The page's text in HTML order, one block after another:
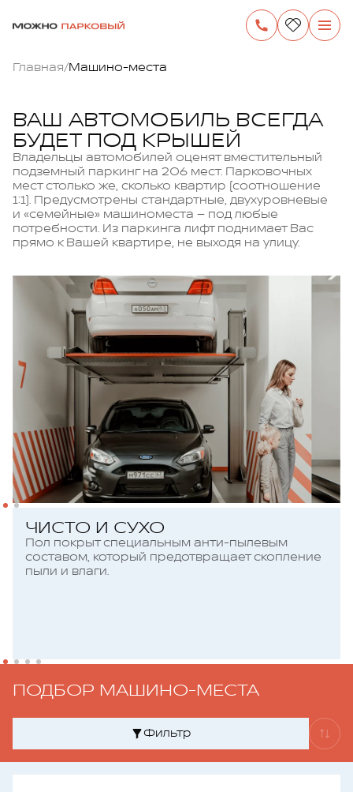
Главная/Машино-места
ВАШ АВТОМОБИЛЬ ВСЕГДА
БУДЕТ ПОД КРЫШЕЙ
Владельцы автомобилей оценят вместительный
подземный паркинг на 206 мест. Парковочных
мест столько же, сколько квартир (соотношение
1:1). Предусмотрены стандартные, двухуровневые
и «семейные» машиноместа – под любые
потребности. Из паркинга лифт поднимает Вас
прямо к Вашей квартире, не выходя на улицу.
ЧИСТО И СУХО
Пол покрыт специальным анти-пылевым
составом, который предотвращает скопление
пыли и влаги.
ПОДБОР МАШИНО-МЕСТА
Фильтр